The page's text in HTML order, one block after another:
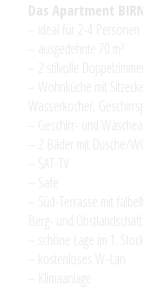
Das Apartment
– ideal für 2-4 Personen
– ausgedehnte 70 m²
– 2 stilvolle Doppelzimmer
– Wohnküche mit
Wasserkocher,
– Geschirr- und
– 2 Bäder mit Dusche/
– SAT-TV
– Safe
– Süd-Terrasse mit
Berg- und Obstlandschaft
– schöne Lage im 1. Stock
– kostenloses W-Lan
– Klimaanlage